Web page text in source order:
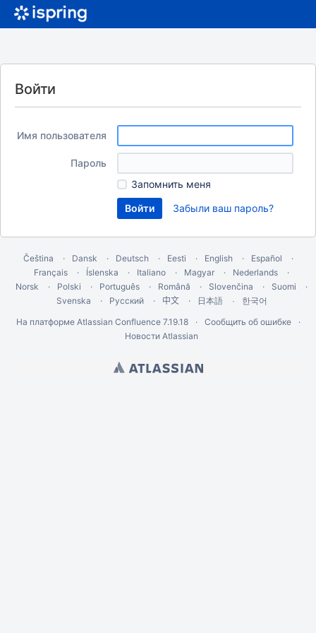
Войти
Имя пользователя
Пароль
Запомнить меня
Забыли ваш пароль?
Čeština Dansk Deutsch Eesti English
Español
Français
Íslenska Italiano Magyar
Nederlands
Norsk
Polski Português Română Slovenčina
Suomi
Svenska
Русский 中文 日本語
한국어
На платформе Atlassian Confluence 7.19.18
Сообщить об ошибке
Новости Atlassian